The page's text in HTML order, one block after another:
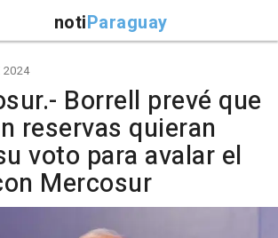
notiParaguay
2024
Borrell prevé que
reservas quieran
voto para avalar el
Mercosur